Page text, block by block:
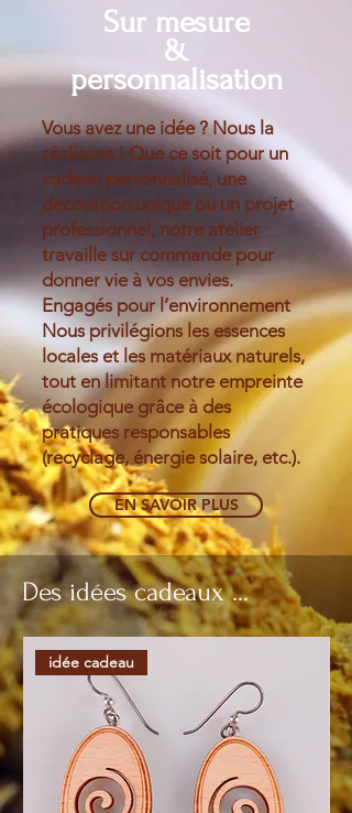
Sur mesure
&
personnalisation
Vous avez une idée ? Nous la
réalisons ! Que ce soit pour un
cadeau personnalisé, une
décoration unique ou un projet
professionnel, notre atelier
travaille sur commande pour
donner vie à vos envies.
Engagés pour l’environnement
Nous privilégions les essences
locales et les matériaux naturels,
tout en limitant notre empreinte
écologique grâce à des
pratiques responsables
(recyclage, énergie solaire, etc.).
EN SAVOIR PLUS
Des idées cadeaux ...
idée cadeau